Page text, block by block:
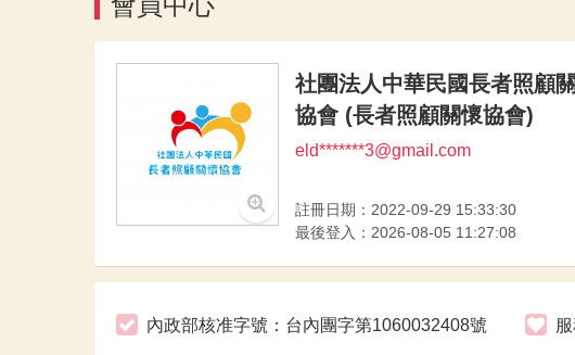
社團法人中華民國長者照顧
協會 (長者照顧關懷協會)
eld*******3@gmail.com
註冊日期：2022-09-29 15:33:30
最後登入：2026-08-05 11:27:08
內政部核准字號：台內團字第1060032408號